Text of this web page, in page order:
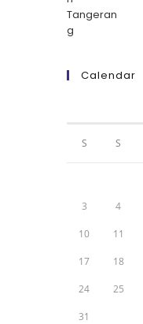
Calendar
S S
3 4
10 11
17 18
24 25
31